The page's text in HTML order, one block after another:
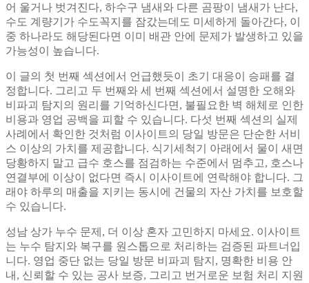
어 울거나 벗겨진다, 하수구 냄새와 다른 곰팡이 냄새가 난다,
수도 계량기가 수도꼭지를 잠갔는데도 미세하게 돌아간다, 이
중 하나라도 해당된다면 이미 배관 안에 문제가 발생하고 있을
가능성이 높습니다.
이 글의 첫 번째 섹션에서 언급했듯이 초기 대응이 승패를 결
정합니다. 그리고 두 번째와 세 번째 섹션에서 설명한 오해와
비파괴 탐지의 원리를 기억하신다면, 불필요한 벽 해체로 인한
비용과 영업 공백을 피할 수 있습니다. 다섯 번째 섹션의 실제
사례에서 확인한 것처럼 이사이트의 당일 방문은 단순한 서비
스 이상의 가치를 제공합니다. 식기세척기 아래에서 물이 새면
당황하지 말고 급수 호스를 점검하는 수준에서 멈추고, 호스나
연결부에 이상이 없다면 즉시 이사이트에 연락해야 합니다. 그
래야 하루의 매출을 지키는 동시에 건물의 자산 가치를 보호할
수 있습니다.
성남 상가 누수 문제, 더 이상 혼자 고민하지 마세요. 이사이트
는 누수 탐지와 복구를 원스톱으로 처리하는 검증된 파트너입
니다. 영업 중단 없는 당일 방문 비파괴 탐지, 명확한 비용 안
내, 신뢰할 수 있는 공사 보증, 그리고 번거로운 보험 처리 지원